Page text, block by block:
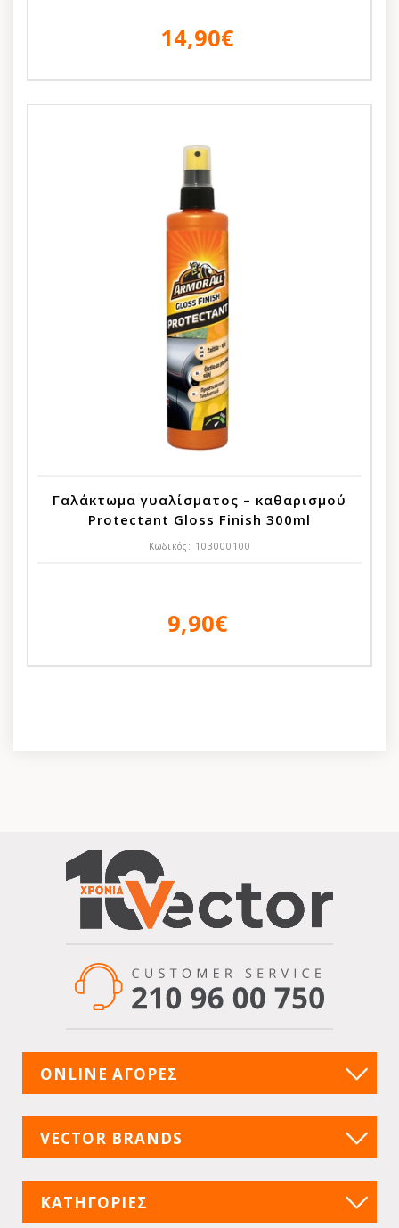
14,90€
Γαλάκτωμα γυαλίσματος – καθαρισμού
Protectant Gloss Finish 300ml
Κωδικός: 103000100
9,90€
ONLINE ΑΓΟΡΕΣ
VECTOR BRANDS
ΚΑΤΗΓΟΡΙΕΣ